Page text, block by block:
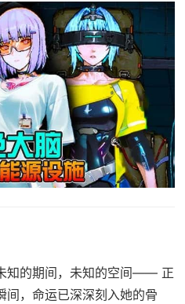
知的期间，未知的空间—— 正
间，命运已深深刻入她的骨